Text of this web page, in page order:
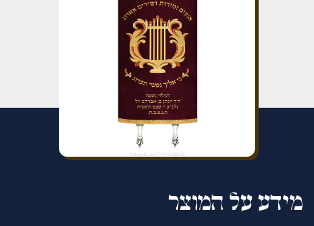
מידע על המוצר